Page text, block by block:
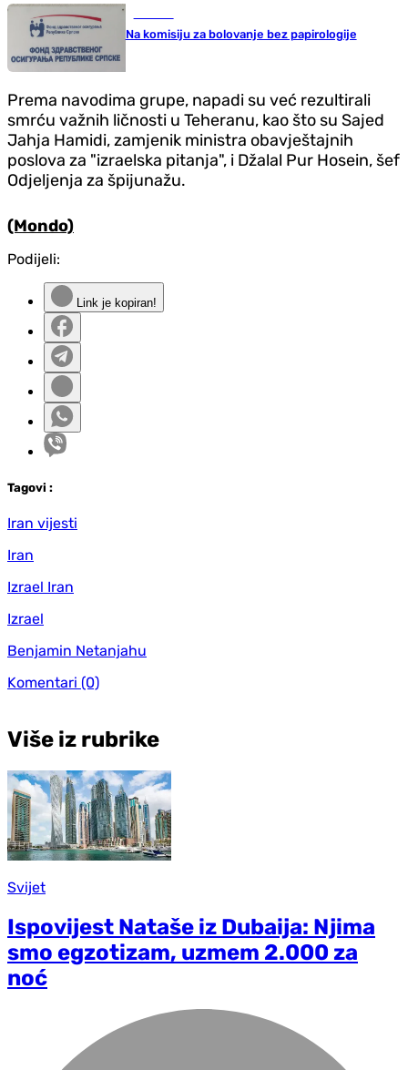
Na komisiju za bolovanje bez papirologije
Prema navodima grupe, napadi su već rezultirali
smrću važnih ličnosti u Teheranu, kao što su Sajed
Jahja Hamidi, zamjenik ministra obavještajnih
poslova za "izraelska pitanja", i Džalal Pur Hosein, šef
Odjeljenja za špijunažu.
(Mondo)
Podijeli:
Link je kopiran!
Tagovi :
Iran vijesti
Iran
Izrael Iran
Izrael
Benjamin Netanjahu
Komentari (0)
Više iz rubrike
Svijet
Ispovijest Nataše iz Dubaija: Njima
smo egzotizam, uzmem 2.000 za
noć